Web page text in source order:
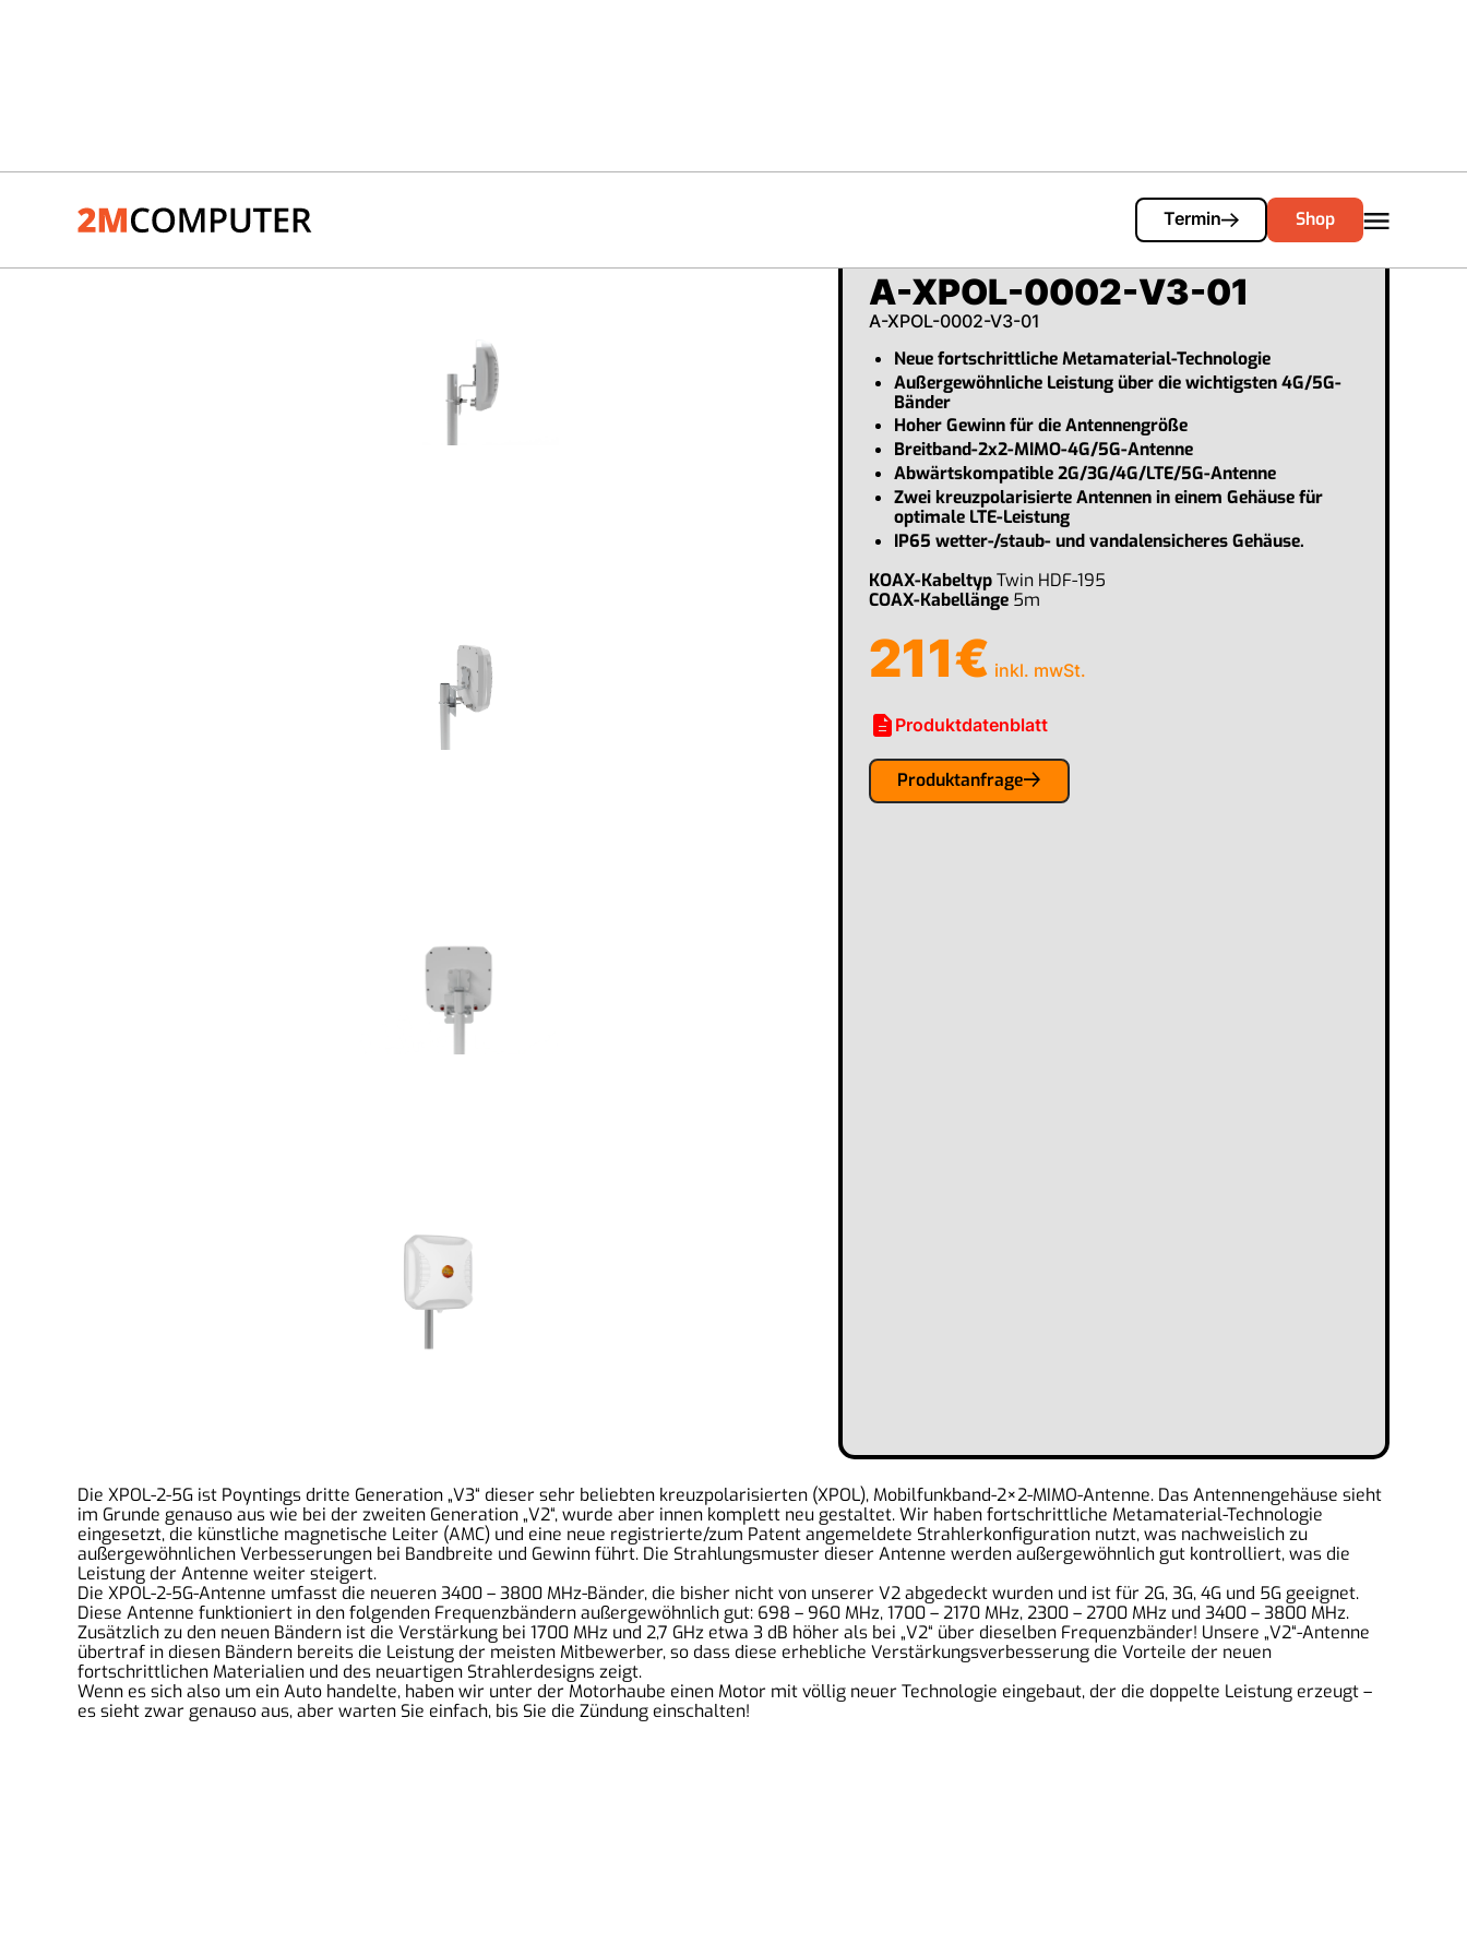
Termin Shop
Cart 0
A-XPOL-0002-V3-01
A-XPOL-0002-V3-01
Neue fortschrittliche Metamaterial-Technologie
Außergewöhnliche Leistung über die wichtigsten 4G/5G-
Bänder
Hoher Gewinn für die Antennengröße
Breitband-2x2-MIMO-4G/5G-Antenne
Abwärtskompatible 2G/3G/4G/LTE/5G-Antenne
Zwei kreuzpolarisierte Antennen in einem Gehäuse für
optimale LTE-Leistung
IP65 wetter-/staub- und vandalensicheres Gehäuse.
KOAX-KabeltypTwin HDF-195
COAX-Kabellänge 5m
211€ inkl. mwSt.
description Produktdatenblatt
Produktanfrage
Die XPOL-2-5G ist Poyntings dritte Generation „V3“ dieser sehr beliebten kreuzpolarisierten (XPOL), Mobilfunkband-2×2-MIMO-Antenne. Das Antennengehäuse sieht
im Grunde genauso aus wie bei der zweiten Generation „V2“, wurde aber innen komplett neu gestaltet. Wir haben fortschrittliche Metamaterial-Technologie
eingesetzt, die künstliche magnetische Leiter (AMC) und eine neue registrierte/zum Patent angemeldete Strahlerkonfiguration nutzt, was nachweislich zu
außergewöhnlichen Verbesserungen bei Bandbreite und Gewinn führt. Die Strahlungsmuster dieser Antenne werden außergewöhnlich gut kontrolliert, was die
Leistung der Antenne weiter steigert.
Die XPOL-2-5G-Antenne umfasst die neueren 3400 – 3800 MHz-Bänder, die bisher nicht von unserer V2 abgedeckt wurden und ist für 2G, 3G, 4G und 5G geeignet.
Diese Antenne funktioniert in den folgenden Frequenzbändern außergewöhnlich gut: 698 – 960 MHz, 1700 – 2170 MHz, 2300 – 2700 MHz und 3400 – 3800 MHz.
Zusätzlich zu den neuen Bändern ist die Verstärkung bei 1700 MHz und 2,7 GHz etwa 3 dB höher als bei „V2“ über dieselben Frequenzbänder! Unsere „V2“-Antenne
übertraf in diesen Bändern bereits die Leistung der meisten Mitbewerber, so dass diese erhebliche Verstärkungsverbesserung die Vorteile der neuen
fortschrittlichen Materialien und des neuartigen Strahlerdesigns zeigt.
Wenn es sich also um ein Auto handelte, haben wir unter der Motorhaube einen Motor mit völlig neuer Technologie eingebaut, der die doppelte Leistung erzeugt –
es sieht zwar genauso aus, aber warten Sie einfach, bis Sie die Zündung einschalten!